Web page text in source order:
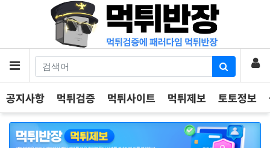
메뉴 로
공지사항 먹튀검증 먹튀사이트 먹튀제보 토토정보